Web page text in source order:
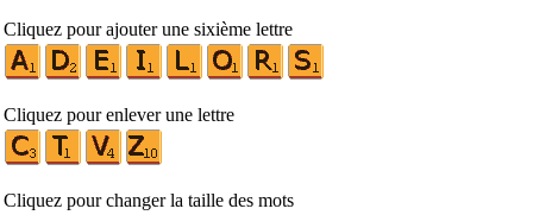
Cliquez pour ajouter une sixième lettre
Cliquez pour enlever une lettre
Cliquez pour changer la taille des mots